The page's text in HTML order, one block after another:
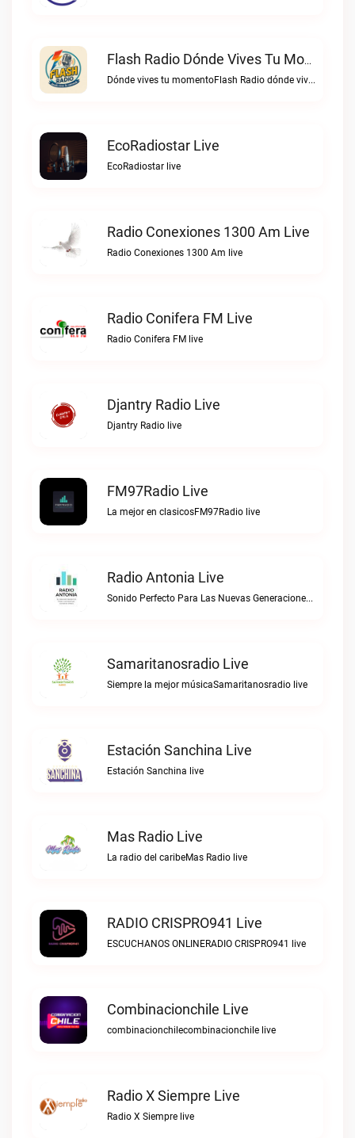
Flash Radio Dónde Vives Tu Momento Live
Dónde vives tu momentoFlash Radio dónde vives tu momento live
EcoRadiostar Live
EcoRadiostar live
Radio Conexiones 1300 Am Live
Radio Conexiones 1300 Am live
Radio Conifera FM Live
Radio Conifera FM live
Djantry Radio Live
Djantry Radio live
FM97Radio Live
La mejor en clasicosFM97Radio live
Radio Antonia Live
Sonido Perfecto Para Las Nuevas GeneracionesRadio Antonia live
Samaritanosradio Live
Siempre la mejor músicaSamaritanosradio live
Estación Sanchina Live
Estación Sanchina live
Mas Radio Live
La radio del caribeMas Radio live
RADIO CRISPRO941 Live
ESCUCHANOS ONLINERADIO CRISPRO941 live
Combinacionchile Live
combinacionchilecombinacionchile live
Radio X Siempre Live
Radio X Siempre live